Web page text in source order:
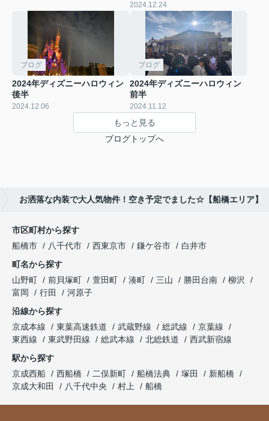
2024.12.24
ブログ
2024年ディズニーハロウィン
後半
2024.12.06
ブログ
2024年ディズニーハロウィン
前半
2024.11.12
もっと見る
ブログトップへ
お洒落な内装で大人気物件！空き予定でました☆【船橋エリア】
市区町村から探す
船橋市
八千代市 西東京市 鎌ケ谷市
白井市
町名から探す
山野町
前貝塚町 萱田町 湊町 三山 勝田台南
柳沢
富岡
行田
河原子
沿線から探す
京成本線
東葉高速鉄道 武蔵野線 総武線
京葉線
東西線
東武野田線 総武本線 北総鉄道
西武新宿線
駅から探す
京成西船
西船橋 二俣新町 船橋法典 塚田
新船橋
京成大和田
八千代中央 村上 船橋